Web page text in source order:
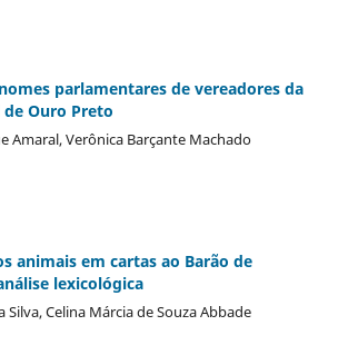
parlamentares de vereadores da
Ouro Preto
Amaral, Verônica Barçante Machado
animais em cartas ao Barão de
lexicológica
Silva, Celina Márcia de Souza Abbade